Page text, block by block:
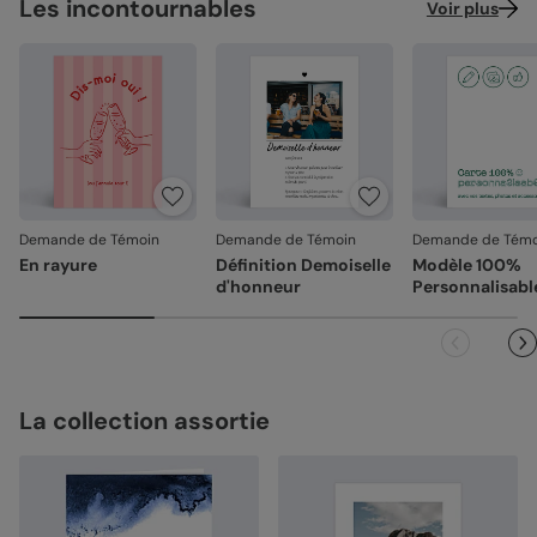
Les incontournables Voir plus
Demande de Témoin
En rayure
Demande de Témoin
Définition Demoiselle
d'honneur
Demande de
Modèle 100%
La collection assortie